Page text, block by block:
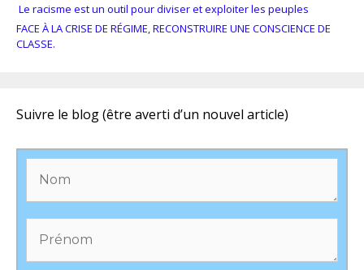
Le racisme est un outil pour diviser et exploiter les peuples
FACE À LA CRISE DE RÉGIME, RECONSTRUIRE UNE CONSCIENCE DE
CLASSE.
Suivre le blog (être averti d’un nouvel article)